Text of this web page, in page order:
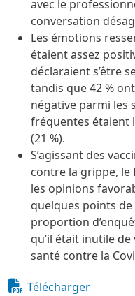
avec le
conversation
Les émotions
étaient assez
déclaraient s’être
tandis que 42 %
négative parmi les
fréquentes étaient
(21 %).
S’agissant des
contre la grippe, le
les opinions
quelques points
proportion
qu’il était inutile
santé contre la
Document
Télécharger